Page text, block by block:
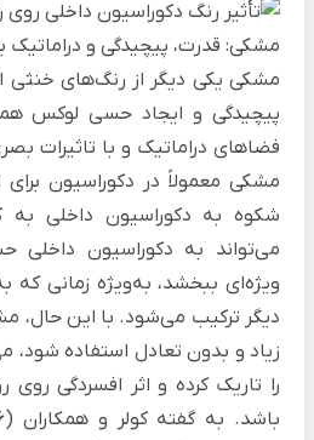
مشکی: قدرت، پیچیدگی و دراماتیک
مشکی یکی دیگر از رنگ‌های خنثی
پیچیدگی و ایجاد حسی لوکس
فضاهای دراماتیک و با تاثیرات
مشکی معمولاً در دکوراسیون
شکوه به دکوراسیون داخلی
می‌تواند به دکوراسیون
ویژه‌ای ببخشد، به‌ویژه زمانی که
دیگر ترکیب می‌شود. با این حال،
زیاد و بدون تعادل استفاده شود،
را تاریک کرده و اثر افسردگی